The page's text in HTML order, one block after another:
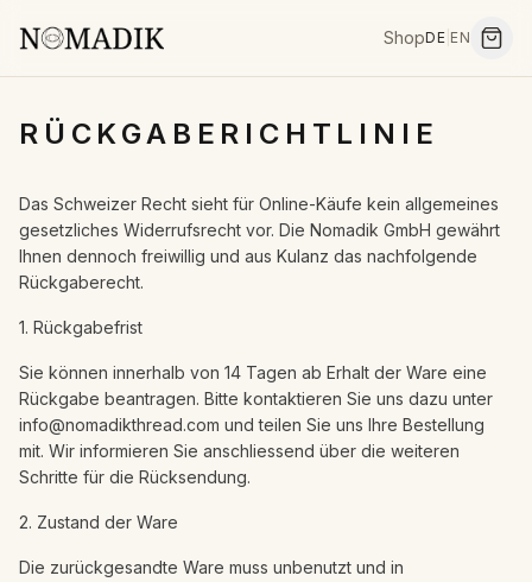
ShopDE EN
RÜCKGABERICHTLINIE
Das Schweizer Recht sieht für Online-Käufe kein allgemeines
gesetzliches Widerrufsrecht vor. Die Nomadik GmbH gewährt
Ihnen dennoch freiwillig und aus Kulanz das nachfolgende
Rückgaberecht.
1. Rückgabefrist
Sie können innerhalb von 14 Tagen ab Erhalt der Ware eine
Rückgabe beantragen. Bitte kontaktieren Sie uns dazu unter
info@nomadikthread.com und teilen Sie uns Ihre Bestellung
mit. Wir informieren Sie anschliessend über die weiteren
Schritte für die Rücksendung.
2. Zustand der Ware
Die zurückgesandte Ware muss unbenutzt und in